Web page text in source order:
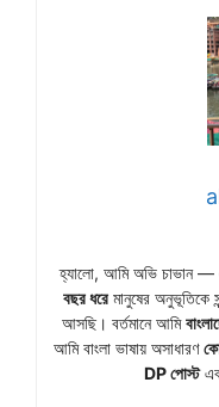
হ্যালো, আমি অভি চাভান —
বছর ধরে মানুষের অনুভূতিকে
আসছি। বর্তমানে আমি
আমি বাংলা ভাষায় অসাধারণ
DP পোস্ট